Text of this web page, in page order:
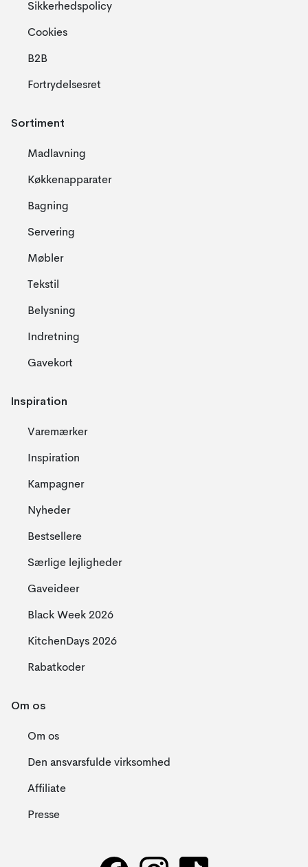
Sikkerhedspolicy
Cookies
B2B
Fortrydelsesret
Sortiment
Madlavning
Køkkenapparater
Bagning
Servering
Møbler
Tekstil
Belysning
Indretning
Gavekort
Inspiration
Varemærker
Inspiration
Kampagner
Nyheder
Bestsellere
Særlige lejligheder
Gaveideer
Black Week 2026
KitchenDays 2026
Rabatkoder
Om os
Om os
Den ansvarsfulde virksomhed
Affiliate
Presse